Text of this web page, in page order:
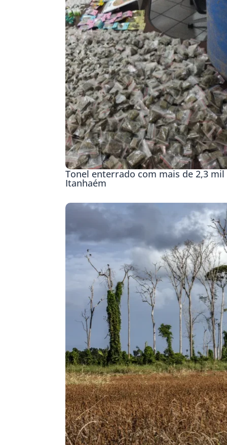
Tonel enterrado com mais de 2,3
Itanhaém